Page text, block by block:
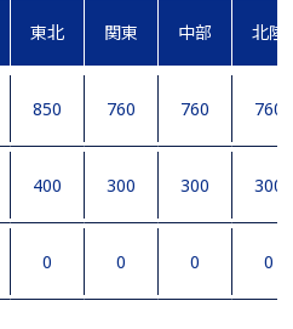
東北 関東 中部 北陸
850 760 760 760
400 300 300 300
0 0 0 0